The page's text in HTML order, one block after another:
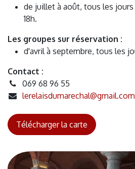
de juillet à août, tous les jours
18h.
Les groupes sur réservation :
d'avril à septembre, tous les
Contact :
069 68 96 55
lerelaisdumarechal@gmail.com
Télécharger la carte